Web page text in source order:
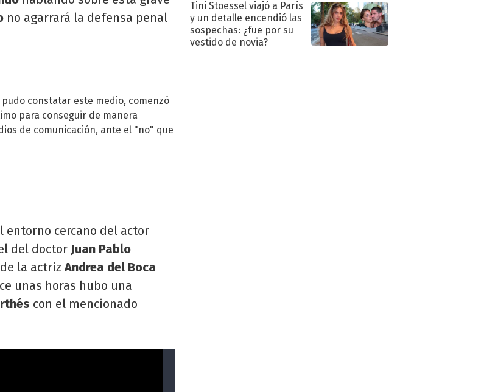
no agarrará la defensa penal
constatar este medio, comenzó
para conseguir de manera
de comunicación, ante el "no" que
entorno cercano del actor
del doctor Juan Pablo
la actrizAndrea del Boca
unas horas hubo una
con el mencionado
Tini Stoessel viajó a París
y un detalle encendió las
sospechas: ¿fue por su
vestido de novia?